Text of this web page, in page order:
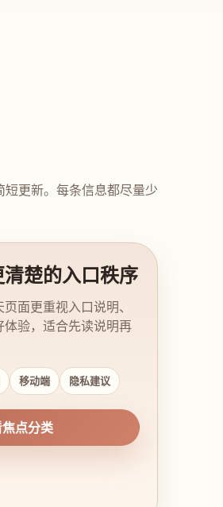
更新。每条信息都尽量少
楚的入口秩序
面更重视入口说明、
验，适合先读说明再
移动端 隐私建议
点分类